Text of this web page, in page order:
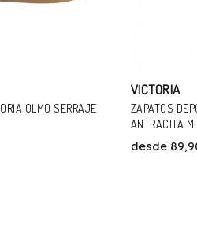
BAREFOOT DUNA
VICTORIA
ZAPATILLAS
desde